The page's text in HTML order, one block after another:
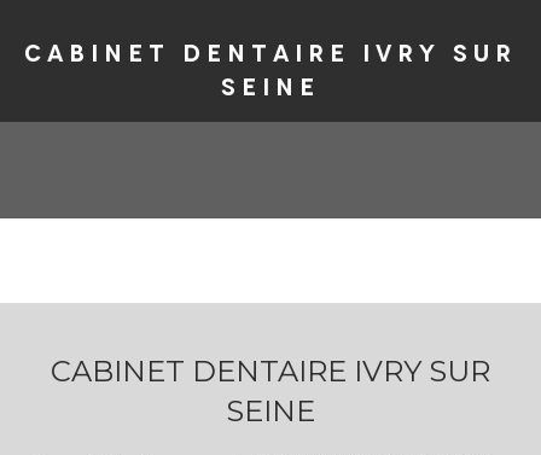
Cabinet dentaire Ivry sur
seine
CABINET DENTAIRE IVRY SUR
SEINE